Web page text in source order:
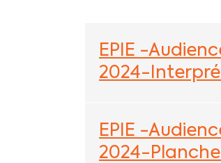
EPIE -
2024-
EPIE -
2024-